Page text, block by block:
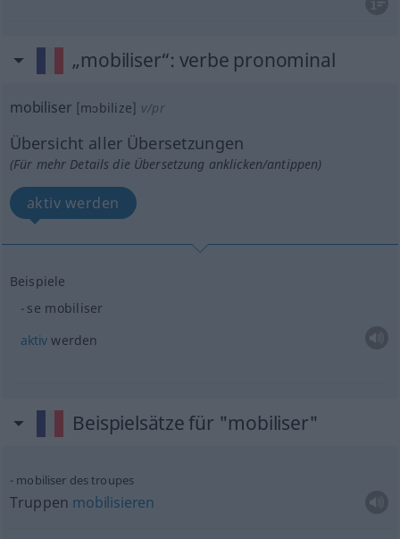
„mobiliser“: verbe pronominal
mobiliser [mɔbilize] v/pr
Übersicht aller Übersetzungen
(Für mehr Details die Übersetzung anklicken/antippen)
aktiv werden
Beispiele
se mobiliser
aktiv werden
Beispielsätze für "mobiliser"
mobiliser des troupes
Truppen mobilisieren